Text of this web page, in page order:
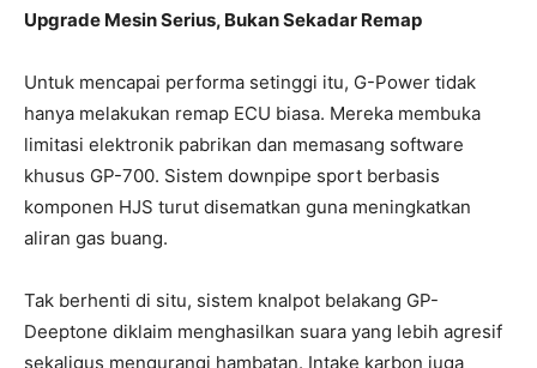
Upgrade Mesin Serius, Bukan Sekadar Remap
Untuk mencapai performa setinggi itu, G-Power tidak
hanya melakukan remap ECU biasa. Mereka membuka
limitasi elektronik pabrikan dan memasang software
khusus GP-700. Sistem downpipe sport berbasis
komponen HJS turut disematkan guna meningkatkan
aliran gas buang.
Tak berhenti di situ, sistem knalpot belakang GP-
Deeptone diklaim menghasilkan suara yang lebih agresif
sekaligus mengurangi hambatan. Intake karbon juga